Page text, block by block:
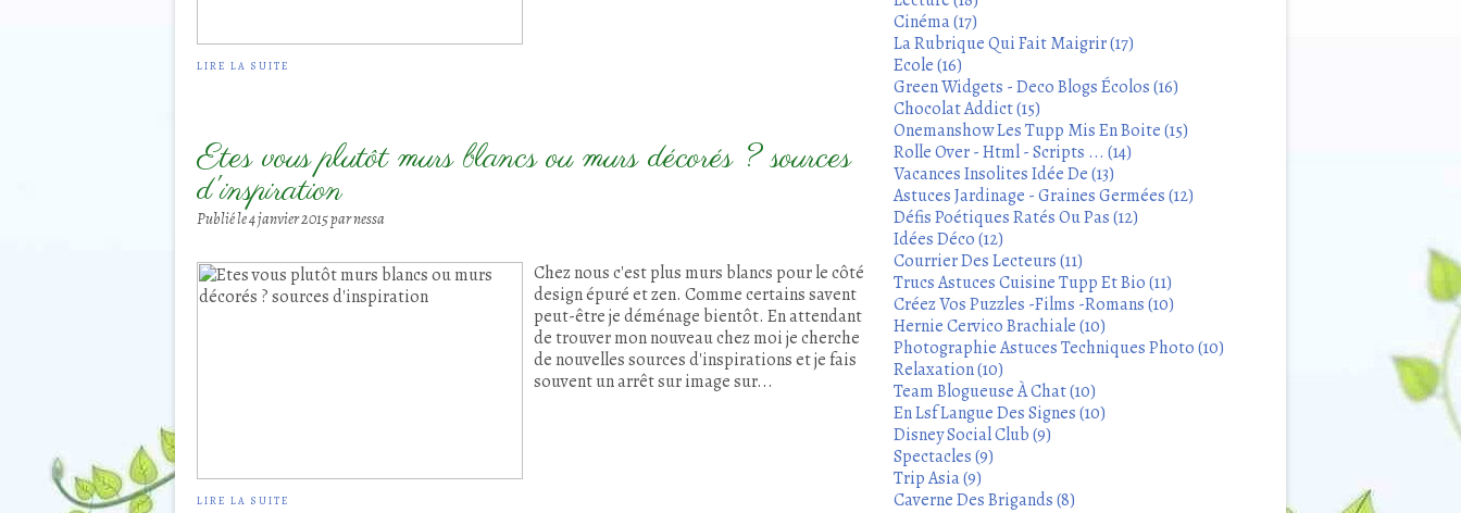
LIRE LA SUITE
Etes vous plutôt murs blancs ou murs décorés ? sources
d'inspiration
Publié le4 janvier 2015par nessa
Chez nous c'est plus murs blancs pour le côté
design épuré et zen. Comme certains savent
peut-être je déménage bientôt. En attendant
de trouver mon nouveau chez moi je cherche
de nouvelles sources d'inspirations et je fais
souvent un arrêt sur image sur...
LIRE LA SUITE
Cinéma (17)
La Rubrique Qui Fait Maigrir (17)
Ecole (16)
Green Widgets - Deco Blogs Écolos (16)
Chocolat Addict (15)
Onemanshow Les Tupp Mis En Boite (15)
Rolle Over - Html - Scripts ... (14)
Vacances Insolites Idée De (13)
Astuces Jardinage - Graines Germées (12)
Défis Poétiques Ratés Ou Pas (12)
Idées Déco (12)
Courrier Des Lecteurs (11)
Trucs Astuces Cuisine Tupp Et Bio (11)
Créez Vos Puzzles -Films -Romans (10)
Hernie Cervico Brachiale (10)
Photographie Astuces Techniques Photo (10)
Relaxation (10)
Team Blogueuse À Chat (10)
En Lsf Langue Des Signes (10)
Disney Social Club (9)
Spectacles (9)
Trip Asia (9)
Caverne Des Brigands (8)